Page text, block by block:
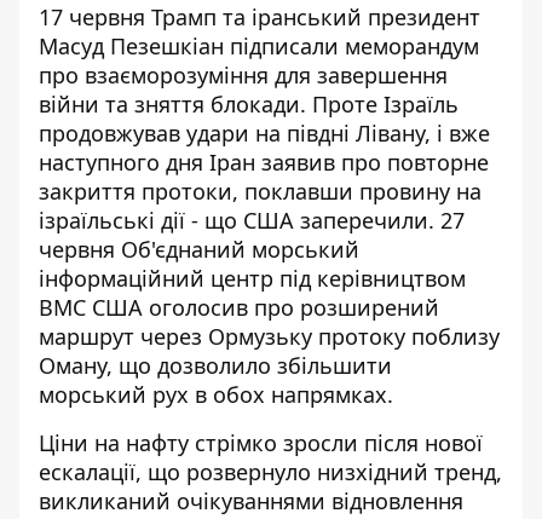
17 червня Трамп та іранський президент
Масуд Пезешкіан підписали меморандум
про взаєморозуміння для завершення
війни та зняття блокади. Проте Ізраїль
продовжував удари на півдні Лівану, і вже
наступного дня Іран заявив про повторне
закриття протоки, поклавши провину на
ізраїльські дії - що США заперечили. 27
червня Об'єднаний морський
інформаційний центр під керівництвом
ВМС США оголосив про розширений
маршрут через Ормузьку протоку поблизу
Оману, що дозволило збільшити
морський рух в обох напрямках.
Ціни на нафту стрімко зросли після нової
ескалації, що розвернуло низхідний тренд,
викликаний очікуваннями відновлення